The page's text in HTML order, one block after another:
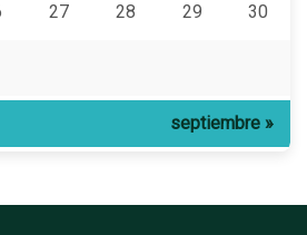
27 28 29 30
septiembre »